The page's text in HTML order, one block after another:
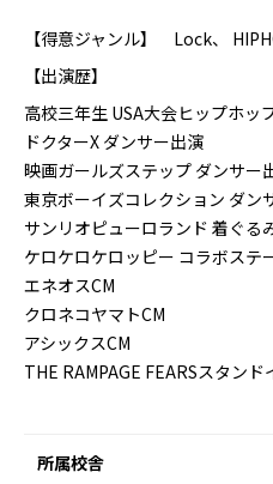
【得意ジャンル】 Lock、
【出演歴】
高校三年生 USA大会ヒップホッ
ドクターX ダンサー出演
映画ガールズステップ ダンサー
東京ボーイズコレクション ダン
サンリオピューロランド 着ぐる
ケロケロケロッピー コラボステ
エネオスCM
クロネコヤマトCM
アシックスCM
THE RAMPAGE FEARSスタンド
所属校舎